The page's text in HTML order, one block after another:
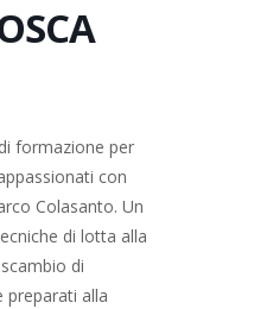
formazione per
con
Colasanto. Un
di lotta alla
di
preparati alla